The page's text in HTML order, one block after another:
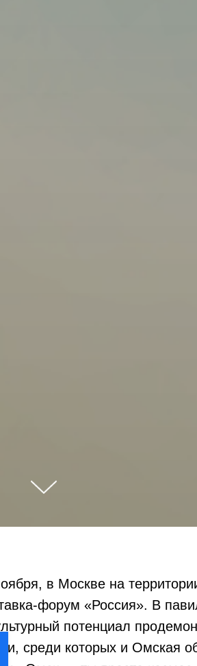
в Москве на
форум «Россия». В
потенциал
среди которых и Омская